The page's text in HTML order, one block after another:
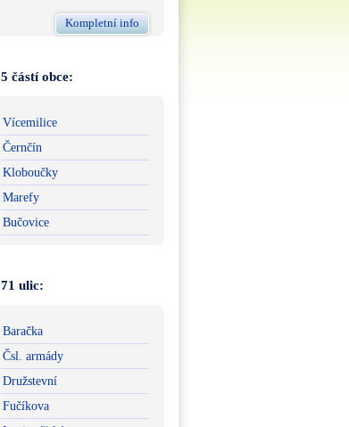
Kompletní info
5 částí obce:
Vícemilice
Černčín
Kloboučky
Marefy
Bučovice
71 ulic:
Baračka
Čsl. armády
Družstevní
Fučíkova